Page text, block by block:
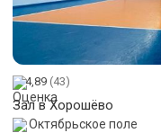
4,89 (43)
Зал в Хорошёво
Октябрьское поле